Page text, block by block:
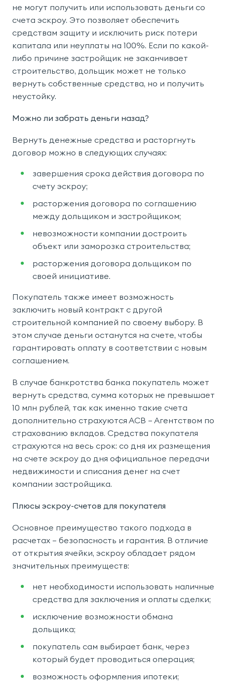
не могут получить или использовать деньги со
счета эскроу. Это позволяет обеспечить
средствам защиту и исключить риск потери
капитала или неуплаты на 100%. Если по какой-
либо причине застройщик не заканчивает
строительство, дольщик может не только
вернуть собственные средства, но и получить
неустойку.
Можно ли забрать деньги назад?
Вернуть денежные средства и расторгнуть
договор можно в следующих случаях:
завершения срока действия договора по
счету эскроу;
расторжения договора по соглашению
между дольщиком и застройщиком;
невозможности компании достроить
объект или заморозка строительства;
расторжения договора дольщиком по
своей инициативе.
Покупатель также имеет возможность
заключить новый контракт с другой
строительной компанией по своему выбору. В
этом случае деньги останутся на счете, чтобы
гарантировать оплату в соответствии с новым
соглашением.
В случае банкротства банка покупатель может
вернуть средства, сумма которых не превышает
10 млн рублей, так как именно такие счета
дополнительно страхуются АСВ — Агентством по
страхованию вкладов. Средства покупателя
страхуются на весь срок: со дня их размещения
на счете эскроу до дня официальное передачи
недвижимости и списания денег на счет
компании застройщика.
Плюсы эскроу-счетов для покупателя
Основное преимущество такого подхода в
расчетах – безопасность и гарантия. В отличие
от открытия ячейки, эскроу обладает рядом
значительных преимуществ:
нет необходимости использовать наличные
средства для заключения и оплаты сделки;
исключение возможности обмана
дольщика;
покупатель сам выбирает банк, через
который будет проводиться операция;
возможность оформления ипотеки;